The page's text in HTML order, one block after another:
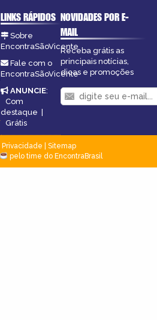
LINKS RÁPIDOS
Sobre
EncontraSãoVicente
Fale com o
EncontraSãoVicente
ANUNCIE:
Com
destaque |
Grátis
NOVIDADES POR E-
MAIL
Receba grátis as
principais notícias,
dicas e promoções
Privacidade
Sitemap
pelo time do EncontraBrasil